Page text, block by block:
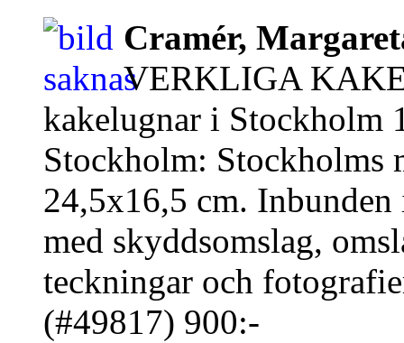
Cramér,
VERKLIGA
kakelugnar i Stockholm
Stockholm: Stockholms
24,5x16,5 cm.
med skyddsomslag,
teckningar och
(#49817) 900:-